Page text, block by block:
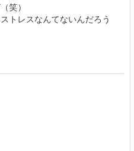
笑）
トレスなんてないんだろう